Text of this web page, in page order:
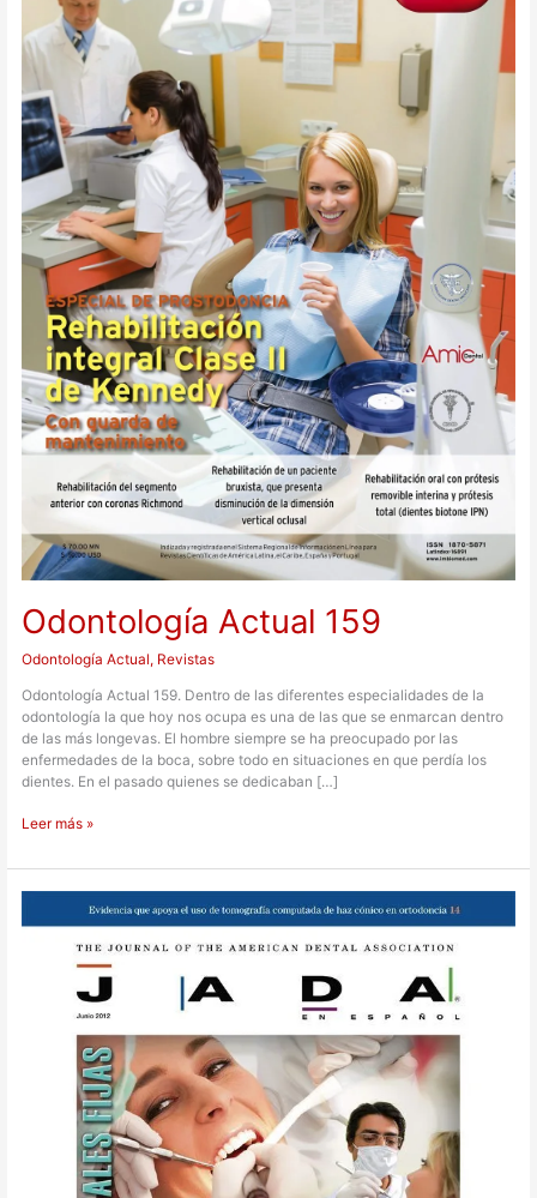
Odontología Actual 159
Odontología Actual, Revistas
Odontología Actual 159. Dentro de las diferentes especialidades de la
odontología la que hoy nos ocupa es una de las que se enmarcan dentro
de las más longevas. El hombre siempre se ha preocupado por las
enfermedades de la boca, sobre todo en situaciones en que perdía los
dientes. En el pasado quienes se dedicaban […]
Leer más »